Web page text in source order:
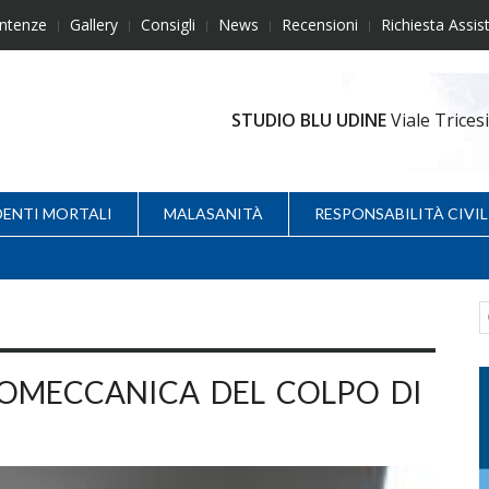
Gallery Consigli News Recensioni Richiesta
STUDIO BLU UDINEViale
MORTALI MALASANITÀ RESPONSABILITÀ
DEL COLPO DI